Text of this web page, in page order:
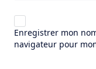
Enregistrer mon
navigateur pour